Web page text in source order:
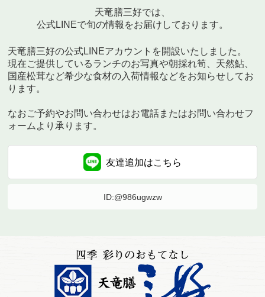
天竜膳三好では、
公式LINEで旬の情報をお届けしております。
天竜膳三好の公式LINEアカウントを開設いたしました。
現在ご提供しているランチのお写真や朝採れ筍、天然鮎、
国産松茸など希少な食材の入荷情報などをお知らせしてお
ります。
なおご予約やお問い合わせはお電話またはお問い合わせフ
ォームより承ります。
友達追加はこちら
ID:@986ugwzw